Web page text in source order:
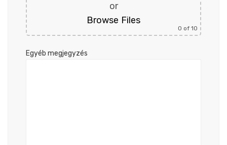
or
Browse Files
0 of 10
Egyéb megjegyzés